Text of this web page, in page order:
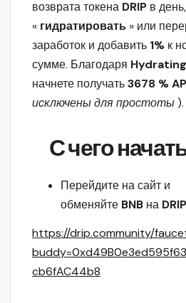
возврата токена DRIP в
« гидратировать » или
заработок и добавить 1% к
сумме. Благодаря Hydrating
начнете получать3678 %
исключены для простоты).
С чего
Перейдите на сайт и
обменяйте BNB на DRIP
https://drip.community/
b
cb6fAC44b8